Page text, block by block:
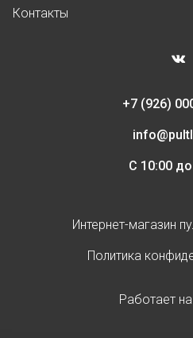
Контакты
+7 (926)
С 10:00
Интернет-магазин
Политика
Работает на